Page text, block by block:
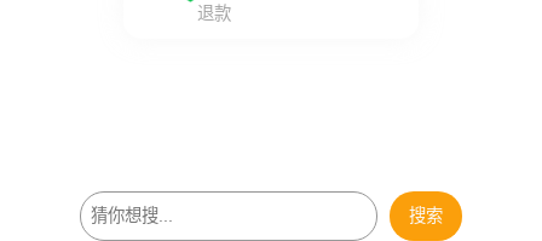
退款
搜
索
搜索